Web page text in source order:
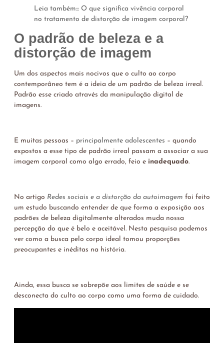
Leia também::: O que significa vivência corporal
no tratamento de distorção de imagem corporal?
O padrão de beleza e a
distorção de imagem
Um dos aspectos mais nocivos que o culto ao corpo
contemporâneo tem é a ideia de um padrão de beleza irreal.
Padrão esse criado através da manipulação digital de
imagens.
E muitas pessoas – principalmente adolescentes – quando
expostos a esse tipo de padrão irreal passam a associar a sua
imagem corporal como algo errado, feio e inadequado.
No artigo Redes sociais e a distorção da autoimagem foi feito
um estudo buscando entender de que forma a exposição aos
padrões de beleza digitalmente alterados muda nossa
percepção do que é belo e aceitável. Nesta pesquisa podemos
ver como a busca pelo corpo ideal tomou proporções
preocupantes e inéditas na história.
Ainda, essa busca se sobrepõe aos limites de saúde e se
desconecta do culto ao corpo como uma forma de cuidado.